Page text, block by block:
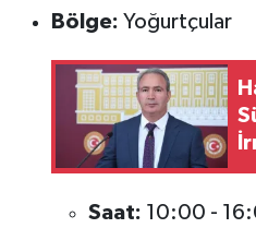
Bölge: Yoğurtçular
Saat: 10:00 -